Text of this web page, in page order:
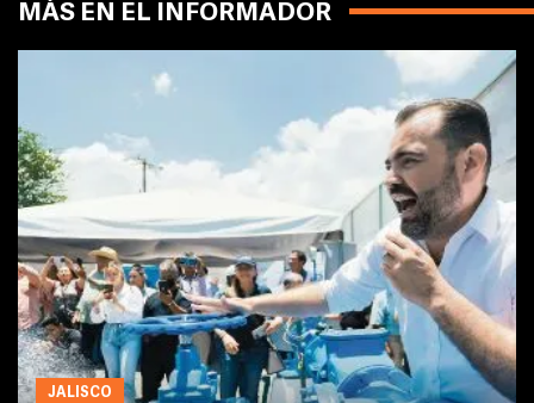
MÁS EN EL INFORMADOR
JALISCO